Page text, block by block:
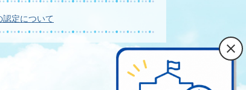
認定について